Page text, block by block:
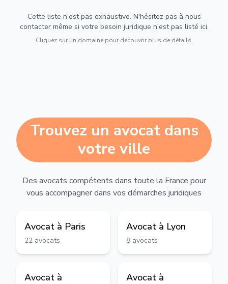
Cette liste n'est pas exhaustive. N'hésitez pas à nous
contacter même si votre besoin juridique n'est pas listé ici.
Cliquez sur un domaine pour découvrir plus de détails.
Trouvez un avocat dans
votre ville
Des avocats compétents dans toute la France pour
vous accompagner dans vos démarches juridiques
Avocat à Paris
22 avocats
Avocat à Lyon
8 avocats
Avocat à
Avocat à